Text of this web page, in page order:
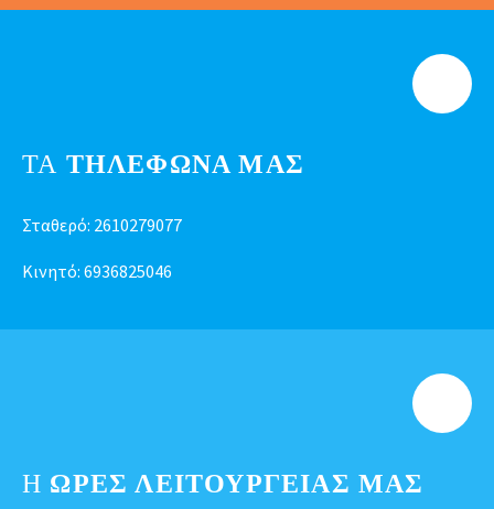
ΤΑ ΤΗΛΕΦΩΝΑ ΜΑΣ
Σταθερό: 2610279077
Κινητό: 6936825046
Η ΩΡΕΣ ΛΕΙΤΟΥΡΓΕΊΑΣ ΜΑΣ